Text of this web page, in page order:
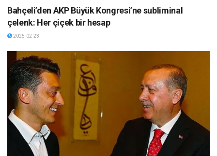
Bahçeli’den AKP Büyük Kongresi’ne subliminal
çelenk: Her çiçek bir hesap
2025-02-23